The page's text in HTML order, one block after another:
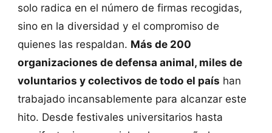
solo radica en el número de firmas recogidas,
sino en la diversidad y el compromiso de
quienes las respaldan. Más de 200
organizaciones de defensa animal, miles de
voluntarios y colectivos de todo el país han
trabajado incansablemente para alcanzar este
hito. Desde festivales universitarios hasta